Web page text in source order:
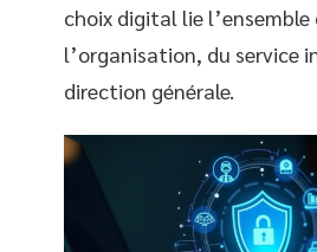
choix digital lie l’ensemble
l’organisation, du service
direction générale.